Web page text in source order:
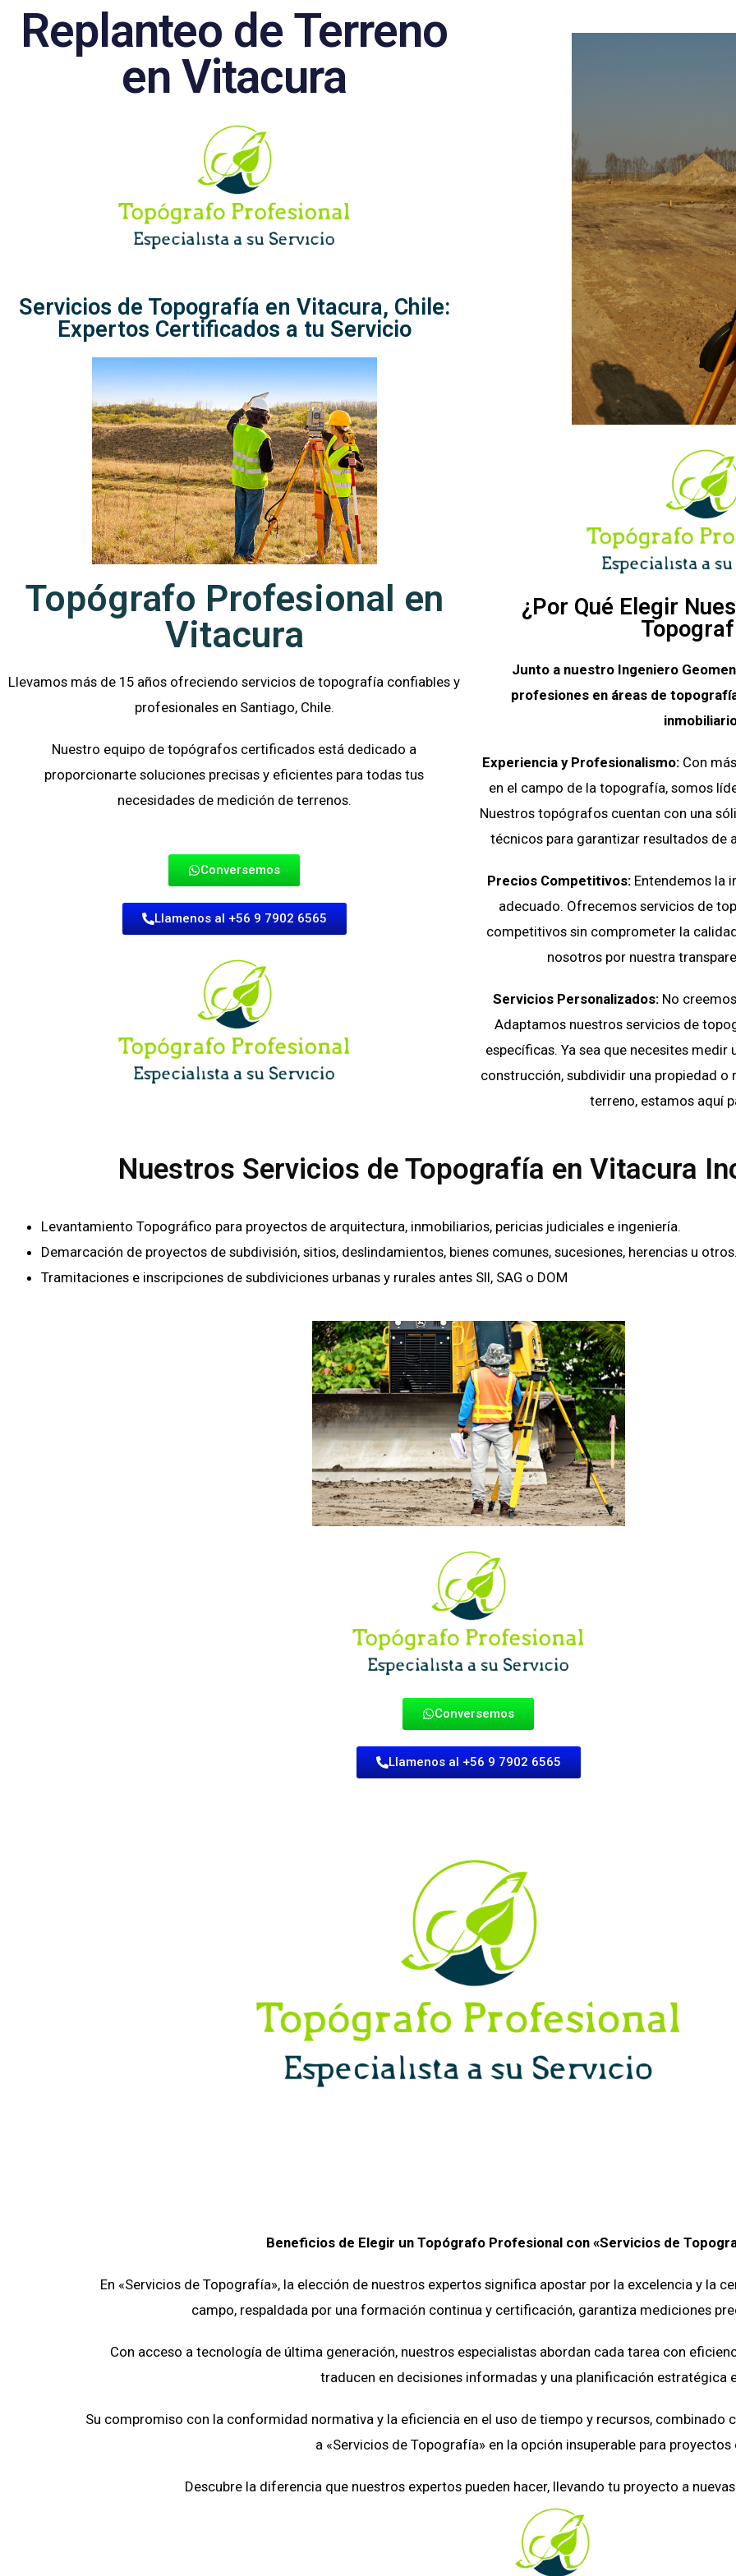
Replanteo de Terreno
en Vitacura
Servicios de Topografía en Vitacura, Chile:
Expertos Certificados a tu Servicio
Topógrafo Profesional en
Vitacura
Llevamos más de 15 años ofreciendo servicios de topografía confiables y
profesionales en Santiago, Chile.
Nuestro equipo de topógrafos certificados está dedicado a
proporcionarte soluciones precisas y eficientes para todas tus
necesidades de medición de terrenos.
Conversemos
Llamenos al +56 9 7902 6565
¿Por Qué Elegir
Junto a nuestro Ingeniero
profesiones en áreas de
Experiencia y Profesionalismo: Con
en el campo de la topografía, somos
Nuestros topógrafos cuentan con una
técnicos para garantizar resultados de
Precios Competitivos:Entendemos la
adecuado. Ofrecemos servicios de
competitivos sin comprometer la
nosotros por nuestra
Servicios Personalizados: No
Adaptamos nuestros servicios de
específicas. Ya sea que necesites
construcción, subdividir una propiedad
terreno, estamos aquí
Nuestros Servicios de Topografía en Vitacura
Levantamiento Topográfico para proyectos de arquitectura, inmobiliarios, pericias judiciales e ingeniería.
Demarcación de proyectos de subdivisión, sitios, deslindamientos, bienes comunes, sucesiones, herencias u otros.
Tramitaciones e inscripciones de subdiviciones urbanas y rurales antes SII, SAG o DOM
Conversemos
Llamenos al +56 9 7902 6565
Beneficios de Elegir un Topógrafo Profesional con «Servicios de
En «Servicios de Topografía», la elección de nuestros expertos significa apostar por la excelencia y la
campo, respaldada por una formación continua y certificación, garantiza mediciones
Con acceso a tecnología de última generación, nuestros especialistas abordan cada tarea con
traducen en decisiones informadas y una planificación estratégica
Su compromiso con la conformidad normativa y la eficiencia en el uso de tiempo y recursos, combinado
a «Servicios de Topografía» en la opción insuperable para proyectos
Descubre la diferencia que nuestros expertos pueden hacer, llevando tu proyecto a